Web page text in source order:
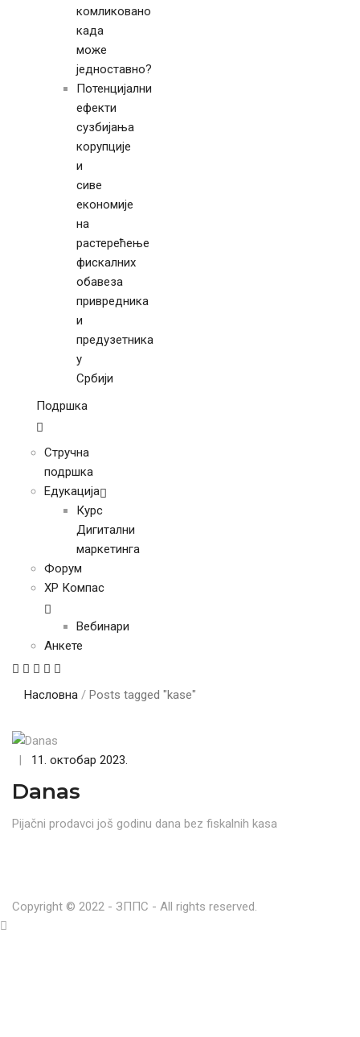
комликовано
када
може
једноставно?
Потенцијални
ефекти
сузбијања
корупције
и
сиве
економије
на
растерећење
фискалних
обавеза
привредника
и
предузетника
у
Србији
Подршка
Стручна
подршка
Едукација
Курс
Дигитални
маркетинга
Форум
ХР Компас
Вебинари
Анкете
Насловна / Posts tagged "kase"
| 11. октобар 2023.
Danas
Pijačni prodavci još godinu dana bez fiskalnih kasa
Copyright © 2022 - ЗППС - All rights reserved.